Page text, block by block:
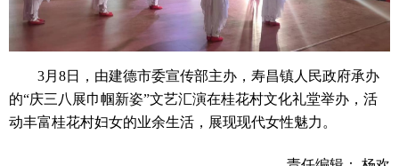
3月8日，由建德市委宣传部主办，寿昌镇人民政府承办
的“庆三八展巾帼新姿”文艺汇演在桂花村文化礼堂举办，活
动丰富桂花村妇女的业余生活，展现现代女性魅力。